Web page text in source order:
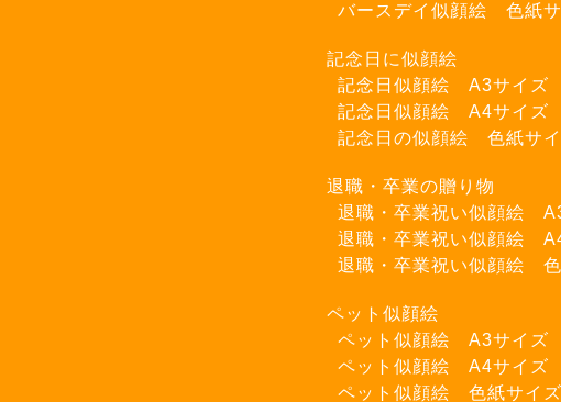
バースデイ似顔絵 色紙
記念日に似顔絵
記念日似顔絵 A3サイズ
記念日似顔絵 A4サイズ
記念日の似顔絵 色紙サ
退職・卒業の贈り物
退職・卒業祝い似顔絵
退職・卒業祝い似顔絵
退職・卒業祝い似顔絵
ペット似顔絵
ペット似顔絵 A3サイズ
ペット似顔絵 A4サイズ
ペット似顔絵 色紙サイズ